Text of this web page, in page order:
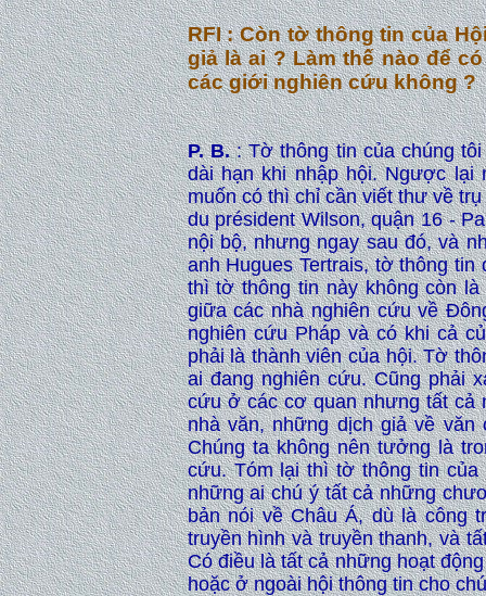
RFI : Còn tờ thông tin của
giả là ai ? Làm thế nào để
các giới nghiên cứu không ?
P. B.: Tờ thông tin của chúng tôi
dài hạn khi nhập hội. Ngược lại
muốn có thì chỉ cần viết thư về
du président Wilson, quận 16 -
nội bộ, nhưng ngay sau đó, và
anh Hugues Tertrais, tờ thông
thì tờ thông tin này không còn
giữa các nhà nghiên cứu về
nghiên cứu Pháp và có khi cả
phải là thành viên của hội. Tờ
ai đang nghiên cứu. Cũng phải
cứu ở các cơ quan nhưng tất cả
nhà văn, những dịch giả về
Chúng ta không nên tưởng là
cứu. Tóm lại thì tờ thông tin
những ai chú ý tất cả những
bản nói về Châu Á, dù là công
truyền hình và truyền thanh, và
Có điều là tất cả những hoạt
hoặc ở ngoài hội thông tin cho